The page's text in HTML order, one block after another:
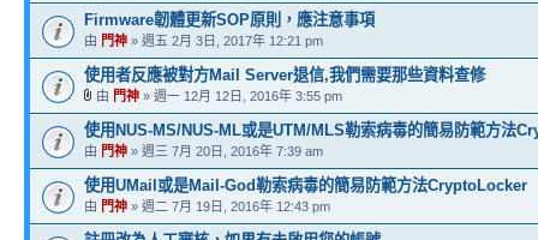
Firmware韌體更新SOP原則，應注意事項
由 門神 » 週五 2月 3日, 2017年 12:21 pm
使用者反應被對方Mail Server退信,我們需要那些資料查修
由 門神 » 週一 12月 12日, 2016年 3:55 pm
使用NUS-MS/NUS-ML或是UTM/MLS勒索病毒的簡易防範方法
由 門神 » 週三 7月 20日, 2016年 7:39 am
使用UMail或是Mail-God勒索病毒的簡易防範方法CryptoLocker
由 門神 » 週二 7月 19日, 2016年 12:43 pm